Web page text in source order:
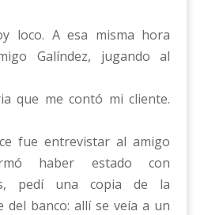
loco. A esa misma hora
Galíndez, jugando al
que me contó mi cliente.
fue entrevistar al amigo
haber estado con
pedí una copia de la
del banco: allí se veía a un